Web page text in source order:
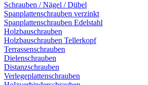
Schrauben / Nägel / Dübel
Spanplattenschrauben verzinkt
Spanplattenschrauben Edelstahl
Holzbauschrauben
Holzbauschrauben Tellerkopf
Terrassenschrauben
Dielenschrauben
Distanzschrauben
Verlegeplattenschrauben